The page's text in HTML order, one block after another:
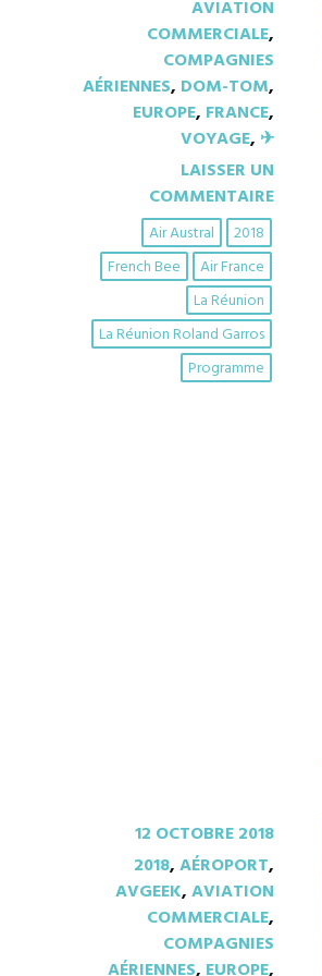
AVIATION
COMMERCIALE,
COMPAGNIES
AÉRIENNES, DOM-TOM,
EUROPE, FRANCE,
VOYAGE, ✈︎
LAISSER UN
COMMENTAIRE
2018
Air Austral
Air France
French Bee
La Réunion
La Réunion Roland Garros
Programme
12 OCTOBRE 2018
2018,AÉROPORT,
AVGEEK,AVIATION
COMMERCIALE,
COMPAGNIES